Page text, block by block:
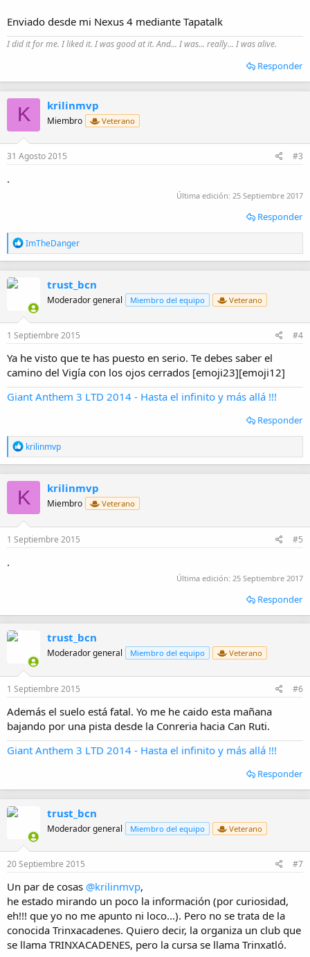
Enviado desde mi Nexus 4 mediante Tapatalk
I did it for me. I liked it. I was good at it. And... I was... really... I was alive.
Responder
K krilinmvp
Miembro Veterano
31 Agosto 2015 #3
.
Última edición: 25 Septiembre 2017
Responder
R
e
a
o
n
e
s
ImTheDanger
trust_bcn
Moderador general Miembro del equipo Veterano
1 Septiembre 2015 #4
Ya he visto que te has puesto en serio. Te debes saber el
camino del Vigía con los ojos cerrados [emoji23][emoji12]
Giant Anthem 3 LTD 2014 - Hasta el infinito y más allá !!!
Responder
R
e
a
c
c
i
o
n
e
s
krilinmvp
K krilinmvp
Miembro Veterano
1 Septiembre 2015 #5
.
Última edición: 25 Septiembre 2017
Responder
trust_bcn
Moderador general Miembro del equipo Veterano
1 Septiembre 2015 #6
Además el suelo está fatal. Yo me he caido esta mañana
bajando por una pista desde la Conreria hacia Can Ruti.
Giant Anthem 3 LTD 2014 - Hasta el infinito y más allá !!!
Responder
trust_bcn
Moderador general Miembro del equipo Veterano
20 Septiembre 2015 #7
Un par de cosas @krilinmvp,
he estado mirando un poco la información (por curiosidad,
eh!!! que yo no me apunto ni loco...). Pero no se trata de la
conocida Trinxacadenes. Quiero decir, la organiza un club que
se llama TRINXACADENES, pero la cursa se llama Trinxatló.